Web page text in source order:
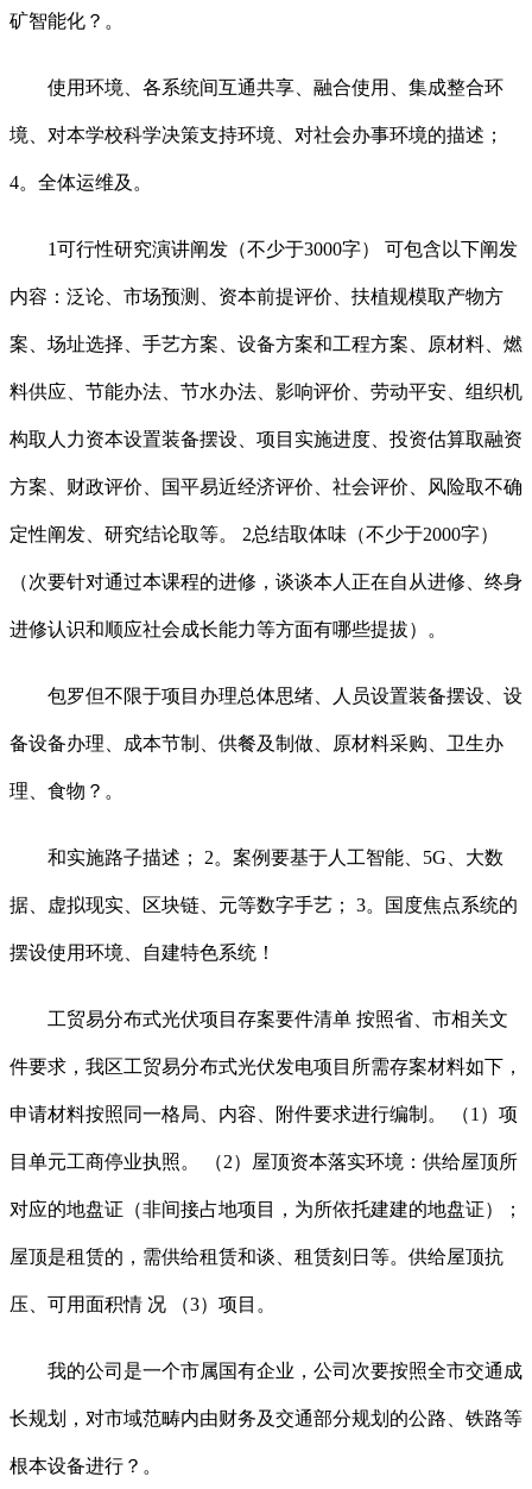
矿智能化？。
使用环境、各系统间互通共享、融合使用、集成整合环
境、对本学校科学决策支持环境、对社会办事环境的描述；
4。全体运维及。
1可行性研究演讲阐发（不少于3000字） 可包含以下阐发
内容：泛论、市场预测、资本前提评价、扶植规模取产物方
案、场址选择、手艺方案、设备方案和工程方案、原材料、燃
料供应、节能办法、节水办法、影响评价、劳动平安、组织机
构取人力资本设置装备摆设、项目实施进度、投资估算取融资
方案、财政评价、国平易近经济评价、社会评价、风险取不确
定性阐发、研究结论取等。 2总结取体味（不少于2000字）
（次要针对通过本课程的进修，谈谈本人正在自从进修、终身
进修认识和顺应社会成长能力等方面有哪些提拔）。
包罗但不限于项目办理总体思绪、人员设置装备摆设、设
备设备办理、成本节制、供餐及制做、原材料采购、卫生办
理、食物？。
和实施路子描述； 2。案例要基于人工智能、5G、大数
据、虚拟现实、区块链、元等数字手艺； 3。国度焦点系统的
摆设使用环境、自建特色系统！
工贸易分布式光伏项目存案要件清单 按照省、市相关文
件要求，我区工贸易分布式光伏发电项目所需存案材料如下，
申请材料按照同一格局、内容、附件要求进行编制。 （1）项
目单元工商停业执照。 （2）屋顶资本落实环境：供给屋顶所
对应的地盘证（非间接占地项目，为所依托建建的地盘证）；
屋顶是租赁的，需供给租赁和谈、租赁刻日等。供给屋顶抗
压、可用面积情 况 （3）项目。
我的公司是一个市属国有企业，公司次要按照全市交通成
长规划，对市域范畴内由财务及交通部分规划的公路、铁路等
根本设备进行？。